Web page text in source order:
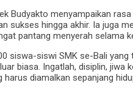
Budyakto menyampaikan
sukses hingga akhir. Ia juga
pantang menyerah selama
siswa-siswi SMK se-Bali
biasa. Ingatlah, disiplin, jiwa
diamalkan sepanjang